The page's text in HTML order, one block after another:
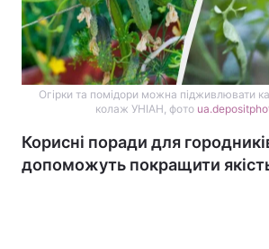
Огірки та помідори можна підживлювати
колаж УНІАН, фото
Корисні поради для
допоможуть покращити